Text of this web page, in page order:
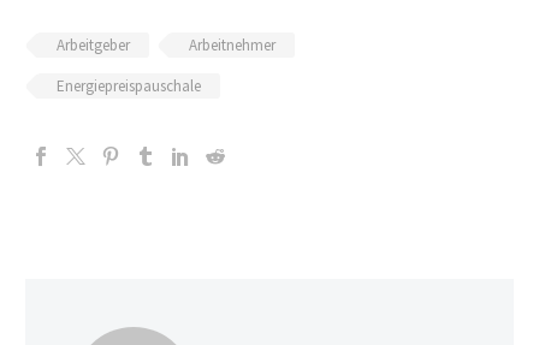
Arbeitgeber
Arbeitnehmer
Energiepreispauschale